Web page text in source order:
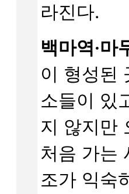
라진다.
백마역·마
이 형성된
소들이 있
지 않지만
처음 가는
조가 익숙